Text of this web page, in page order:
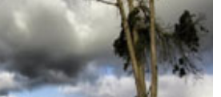
永远凝固在属于过去的那段时光
里。走出那种爱情痛苦的男人，
唇角永远是玩世不恭的笑，哀愁
隐藏在轻佻的眼神里。也学...
切刻薄蛮横贪婪会遭受报应。
很多时候，我们身边发生的某
些遭遇，仿佛都是在不经意之中
发生的，但其实，它们的背后一